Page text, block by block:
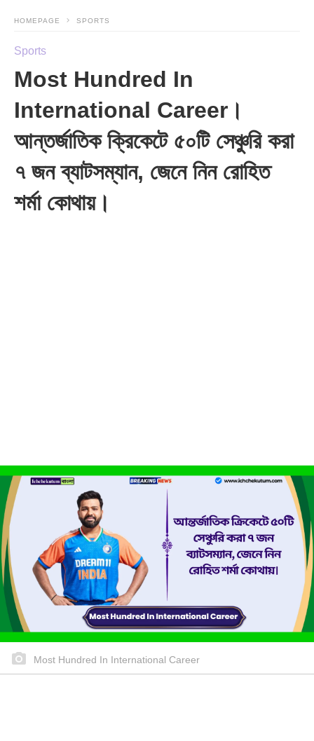
HOMEPAGE SPORTS
Sports
Most Hundred In
International Career।
আন্তর্জাতিক ক্রিকেটে ৫০টি সেঞ্চুরি করা
৭ জন ব্যাটসম্যান, জেনে নিন রোহিত
শর্মা কোথায়।
Most Hundred In International Career